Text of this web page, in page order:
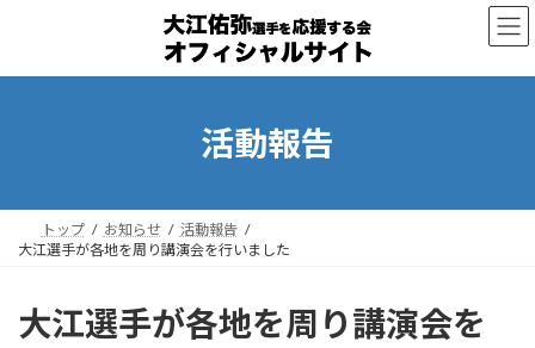
ン
ー
活動報告
トップ お知らせ
活動報告
大江選手が各地を周り講演会を行いました
大江選手が各地を周り講演会を